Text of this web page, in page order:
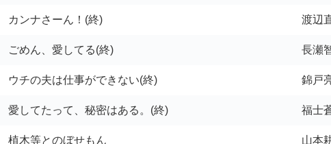
カンナさーん！(終) 渡辺
ごめん、愛してる(終) 長瀬
ウチの夫は仕事ができない(終) 錦戸
愛してたって、秘密はある。(終) 福士
植木等とのぼせもん 山本